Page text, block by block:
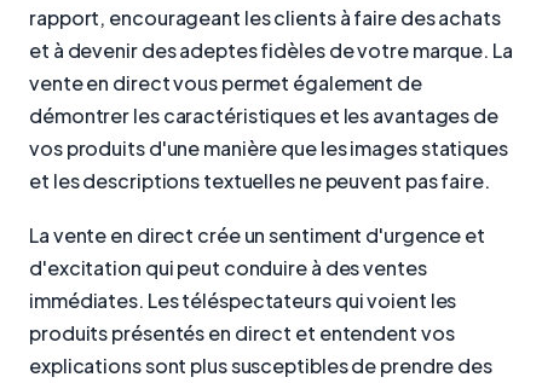
rapport, encourageant les clients à faire des achats
et à devenir des adeptes fidèles de votre marque. La
vente en direct vous permet également de
démontrer les caractéristiques et les avantages de
vos produits d'une manière que les images statiques
et les descriptions textuelles ne peuvent pas faire.
La vente en direct crée un sentiment d'urgence et
d'excitation qui peut conduire à des ventes
immédiates. Les téléspectateurs qui voient les
produits présentés en direct et entendent vos
explications sont plus susceptibles de prendre des